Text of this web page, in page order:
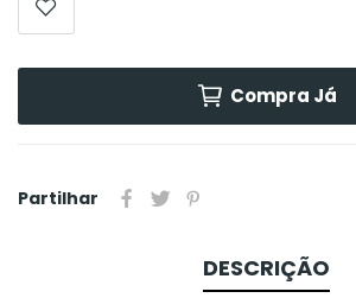
Compra Já
Partilhar
DESCRIÇÃO